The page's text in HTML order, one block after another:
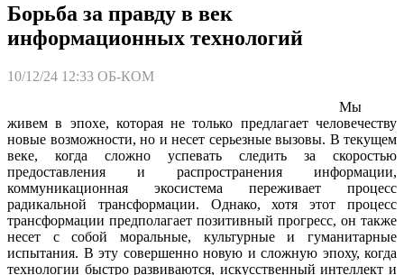
Борьба за правду в век
информационных технологий
10/12/24 12:33 ОБ-КОМ
Мы
живем в эпохе, которая не только предлагает человечеству
новые возможности, но и несет серьезные вызовы. В текущем
веке, когда сложно успевать следить за скоростью
предоставления и распространения информации,
коммуникационная экосистема переживает процесс
радикальной трансформации. Однако, хотя этот процесс
трансформации предполагает позитивный прогресс, он также
несет с собой моральные, культурные и гуманитарные
испытания. В эту совершенно новую и сложную эпоху, когда
технологии быстро развиваются, искусственный интеллект и